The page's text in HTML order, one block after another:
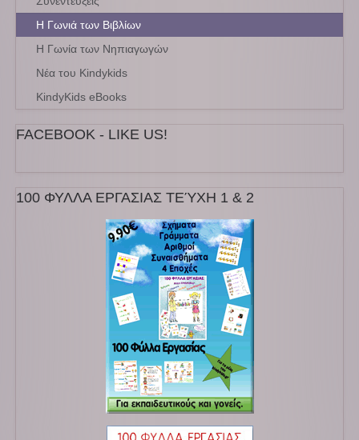
Η Γωνιά των Βιβλίων
Η Γωνία των Νηπιαγωγών
Νέα του Kindykids
KindyKids eBooks
FACEBOOK - LIKE US!
100 ΦΥΛΛΑ ΕΡΓΑΣΙΑΣ ΤΕΎΧΗ 1 & 2